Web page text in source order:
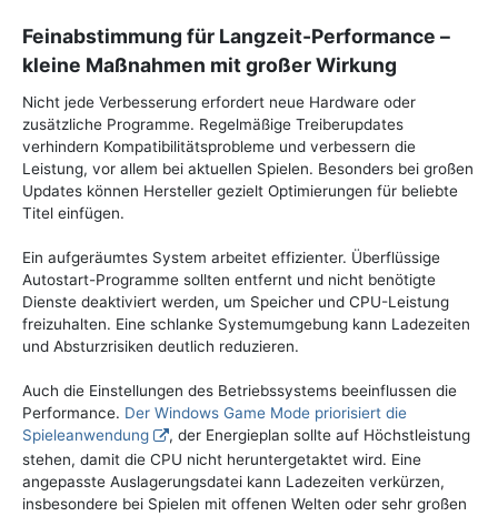
Feinabstimmung für Langzeit-Performance –
kleine Maßnahmen mit großer Wirkung
Nicht jede Verbesserung erfordert neue Hardware oder
zusätzliche Programme. Regelmäßige Treiberupdates
verhindern Kompatibilitätsprobleme und verbessern die
Leistung, vor allem bei aktuellen Spielen. Besonders bei großen
Updates können Hersteller gezielt Optimierungen für beliebte
Titel einfügen.
Ein aufgeräumtes System arbeitet effizienter. Überflüssige
Autostart-Programme sollten entfernt und nicht benötigte
Dienste deaktiviert werden, um Speicher und CPU-Leistung
freizuhalten. Eine schlanke Systemumgebung kann Ladezeiten
und Absturzrisiken deutlich reduzieren.
Auch die Einstellungen des Betriebssystems beeinflussen die
Performance. Der Windows Game Mode priorisiert die
Spieleanwendung
, der Energieplan sollte auf Höchstleistung
stehen, damit die CPU nicht heruntergetaktet wird. Eine
angepasste Auslagerungsdatei kann Ladezeiten verkürzen,
insbesondere bei Spielen mit offenen Welten oder sehr großen